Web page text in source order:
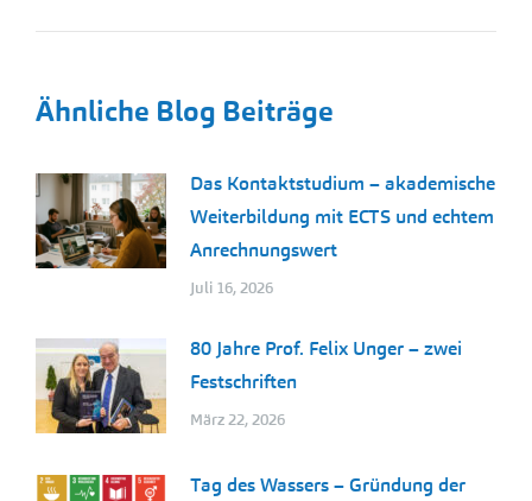
Ähnliche Blog Beiträge
Das Kontaktstudium – akademische
Weiterbildung mit ECTS und echtem
Anrechnungswert
Juli 16, 2026
80 Jahre Prof. Felix Unger – zwei
Festschriften
März 22, 2026
Tag des Wassers – Gründung der